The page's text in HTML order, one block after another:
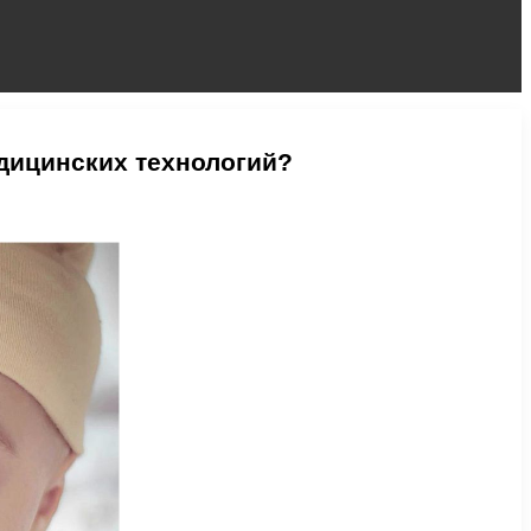
технологий?